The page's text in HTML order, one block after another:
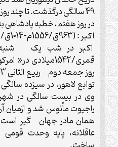
49 سالگی درگذشت. تا چند
در روز هفتم، خطبه پادشاهی
اکبر : (963ق/1556م-1014ق/1605م)
قمری/1542میلادی
توابع لاهور، در سیزده
وی در بیست سالگی در
راجپوت مأنوس شد و ازمیان
همان مادر جهان گیر
عاقلانه، پایه وحدت